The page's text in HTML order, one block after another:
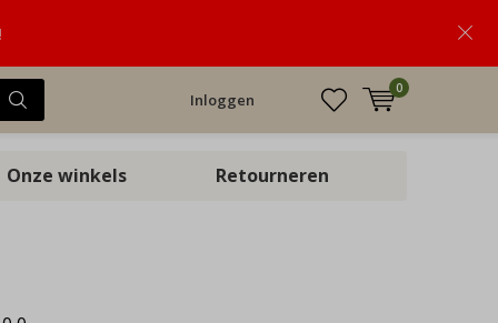
Inloggen
0
Onze winkels Retourneren